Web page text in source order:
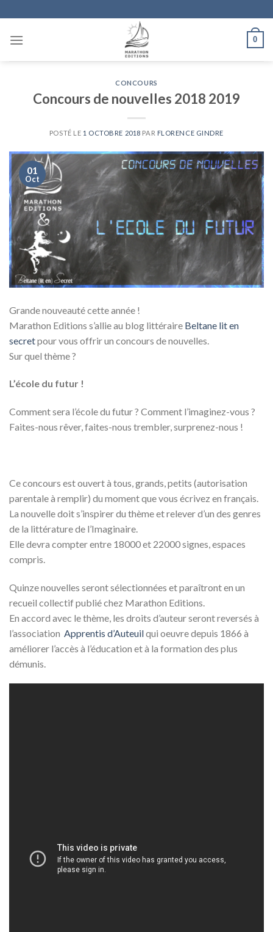
to
content
0
CONCOURS
Concours de nouvelles 2018 2019
POSTÉ LE 1 OCTOBRE 2018 PAR FLORENCE GINDRE
01
Oct
Grande nouveauté cette année !
Marathon Editions s’allie au blog littéraire Beltane lit en
secretpour vous offrir un concours de nouvelles.
Sur quel thème ?
L’école du futur !
Comment sera l’école du futur ? Comment l’imaginez-vous ?
Faites-nous rêver, faites-nous trembler, surprenez-nous !
Ce concours est ouvert à tous, grands, petits (autorisation
parentale à remplir) du moment que vous écrivez en français.
La nouvelle doit s’inspirer du thème et relever d’un des genres
de la littérature de l’Imaginaire.
Elle devra compter entre 18000 et 22000 signes, espaces
compris.
Quinze nouvelles seront sélectionnées et paraîtront en un
recueil collectif publié chez Marathon Editions.
En accord avec le thème, les droits d’auteur seront reversés à
l’association Apprentis d’Auteuilqui oeuvre depuis 1866 à
améliorer l’accès à l’éducation et à la formation des plus
démunis.